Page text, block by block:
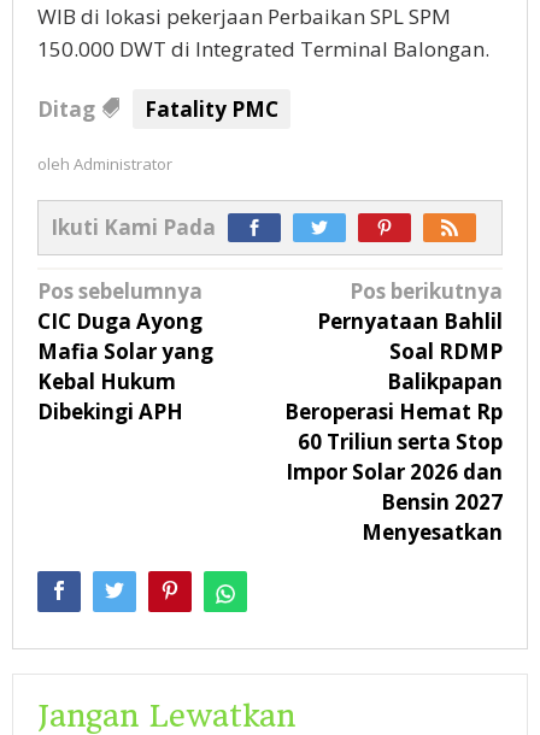
WIB di lokasi pekerjaan Perbaikan SPL SPM
150.000 DWT di Integrated Terminal Balongan.
Ditag Fatality PMC
oleh Administrator
Ikuti Kami Pada
Navigasi
pos
Pos sebelumnya
CIC Duga Ayong
Mafia Solar yang
Kebal Hukum
Dibekingi APH
Pos berikutnya
Pernyataan Bahlil
Soal RDMP
Balikpapan
Beroperasi Hemat Rp
60 Triliun serta Stop
Impor Solar 2026 dan
Bensin 2027
Menyesatkan
Jangan Lewatkan